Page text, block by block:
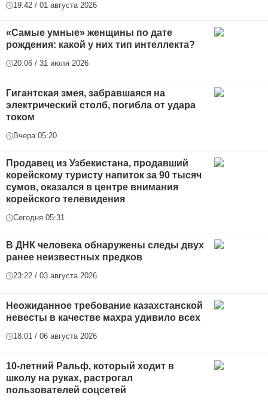
19:42 / 01 августа 2026
«Самые умные» женщины по дате
рождения: какой у них тип интеллекта?
20:06 / 31 июля 2026
Гигантская змея, забравшаяся на
электрический столб, погибла от удара
током
Вчера 05:20
Продавец из Узбекистана, продавший
корейскому туристу напиток за 90 тысяч
сумов, оказался в центре внимания
корейского телевидения
Сегодня 05:31
В ДНК человека обнаружены следы двух
ранее неизвестных предков
23:22 / 03 августа 2026
Неожиданное требование казахстанской
невесты в качестве махра удивило всех
18:01 / 06 августа 2026
10-летний Ральф, который ходит в
школу на руках, растрогал
пользователей соцсетей